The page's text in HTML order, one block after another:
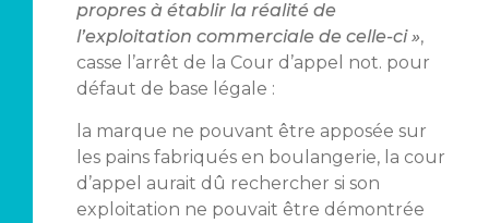
propres à établir la réalité de
l’exploitation commerciale de celle-ci »,
casse l’arrêt de la Cour d’appel not. pour
défaut de base légale :
la marque ne pouvant être apposée sur
les pains fabriqués en boulangerie, la cour
d’appel aurait dû rechercher si son
exploitation ne pouvait être démontrée